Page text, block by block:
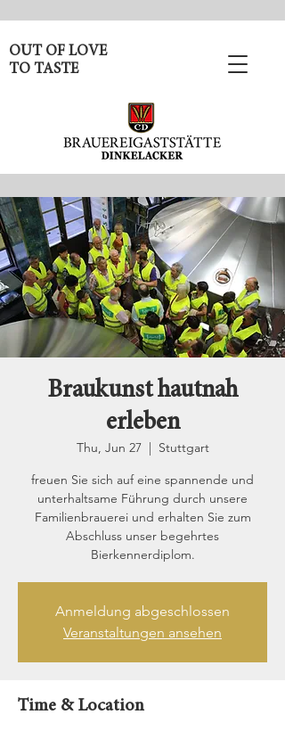
OUT OF LOVE
TO TASTE
Braukunst hautnah
erleben
Thu, Jun 27
  |
Stuttgart
freuen Sie sich auf eine spannende und
unterhaltsame Führung durch unsere
Familienbrauerei und erhalten Sie zum
Abschluss unser begehrtes
Bierkennerdiplom.
Anmeldung abgeschlossen
Veranstaltungen ansehen
Time & Location